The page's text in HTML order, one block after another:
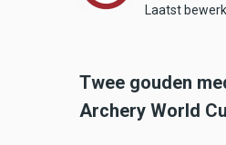
Laatst
Twee gouden
Archery World